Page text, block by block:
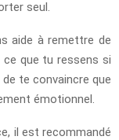
seul.
aide à remettre de
ce que tu ressens si
de te convaincre que
émotionnel.
il est recommandé